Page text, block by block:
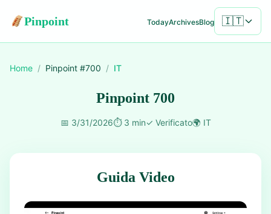
Pinpoint TodayArchivesBlog 🇮🇹
Home / Pinpoint #700 / IT
Pinpoint 700
📅 3/31/2026⏱️ 3 min✓ Verificato🌍 IT
Guida Video